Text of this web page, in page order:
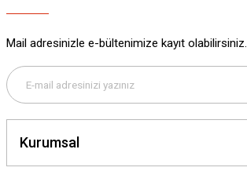
Bu ürüne benzer farklı alternatifler olmalı.
Mail adresinizle e-bültenimize kayıt olabilirsiniz.
Kurumsal